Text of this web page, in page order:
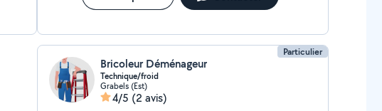
Particulier
Bricoleur Déménageur
Technique/froid
Grabels (Est)
4/5 (2 avis)